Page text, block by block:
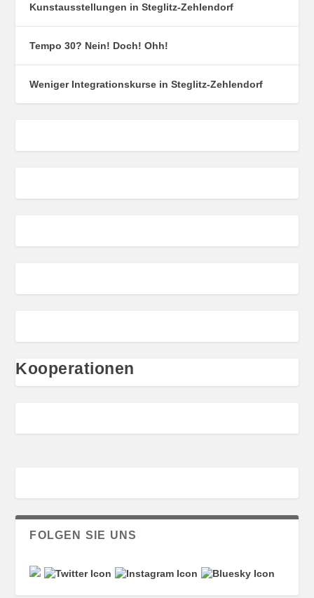
Kunstausstellungen in Steglitz-Zehlendorf
Tempo 30? Nein! Doch! Ohh!
Weniger Integrationskurse in Steglitz-Zehlendorf
Kooperationen
FOLGEN SIE UNS